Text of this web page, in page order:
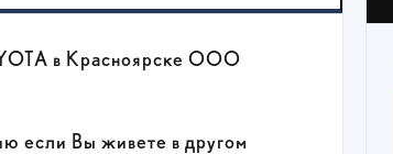
в Красноярске ООО
если Вы живете в другом